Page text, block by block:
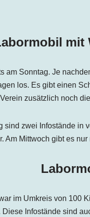
mit
am Sonntag. Je
los. Es gibt einen
zusätzlich noch
sind zwei Infostände in
Am Mittwoch gibt es
im Umkreis von 100
Diese Infostände sind